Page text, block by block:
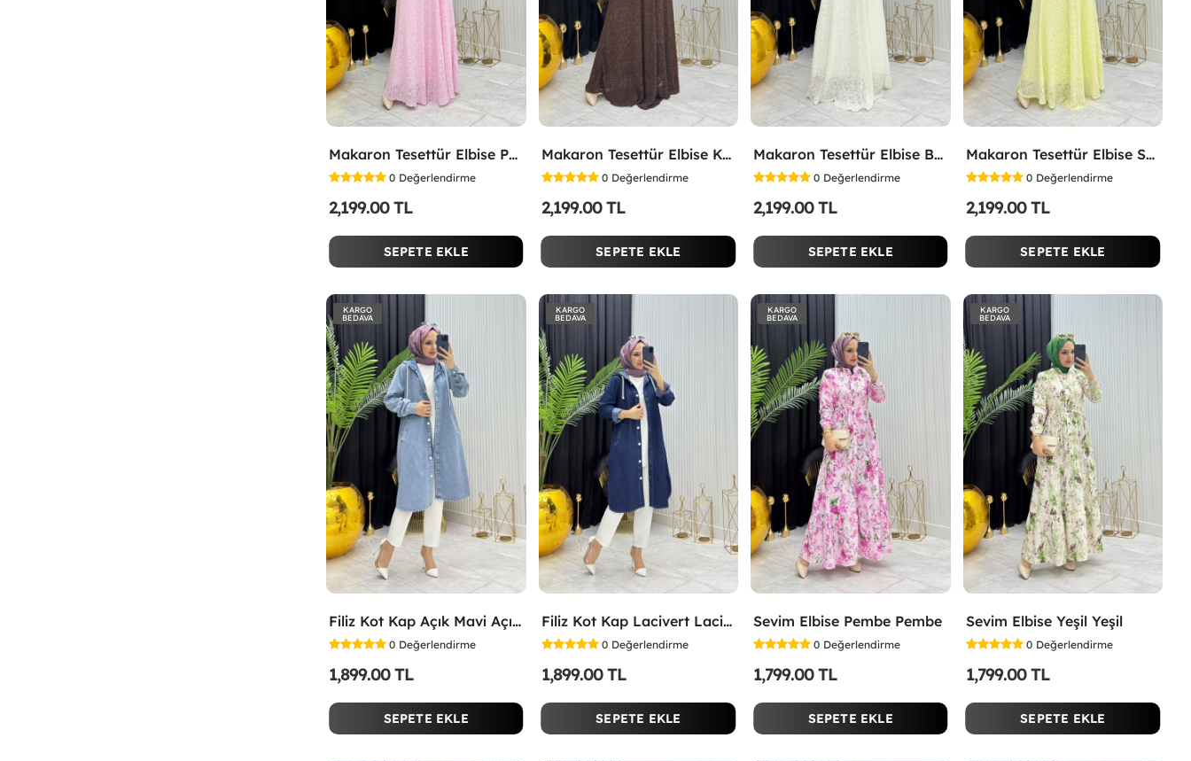
Makaron Tesettür Elbise Pembe Pembe
0 Değerlendirme
2,199.00 TL
SEPETE EKLE
Makaron Tesettür Elbise Kahverengi Kahverengi
0 Değerlendirme
2,199.00 TL
SEPETE EKLE
Makaron Tesettür Elbise Beyaz Beyaz
0 Değerlendirme
2,199.00 TL
SEPETE EKLE
Makaron Tesettür Elbise Sarı Sarı
0 Değerlendirme
2,199.00 TL
SEPETE EKLE
KARGO
BEDAVA
Filiz Kot Kap Açık Mavi Açık Mavi
0 Değerlendirme
1,899.00 TL
SEPETE EKLE
KARGO
BEDAVA
Filiz Kot Kap Lacivert Lacivert
0 Değerlendirme
1,899.00 TL
SEPETE EKLE
KARGO
BEDAVA
Sevim Elbise Pembe Pembe
0 Değerlendirme
1,799.00 TL
SEPETE EKLE
KARGO
BEDAVA
Sevim Elbise Yeşil Yeşil
0 Değerlendirme
1,799.00 TL
SEPETE EKLE